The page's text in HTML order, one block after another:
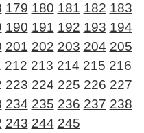
179 180 181 182 183
190 191 192 193 194
201 202 203 204 205
212 213 214 215 216
223 224 225 226 227
234 235 236 237 238
243 244 245